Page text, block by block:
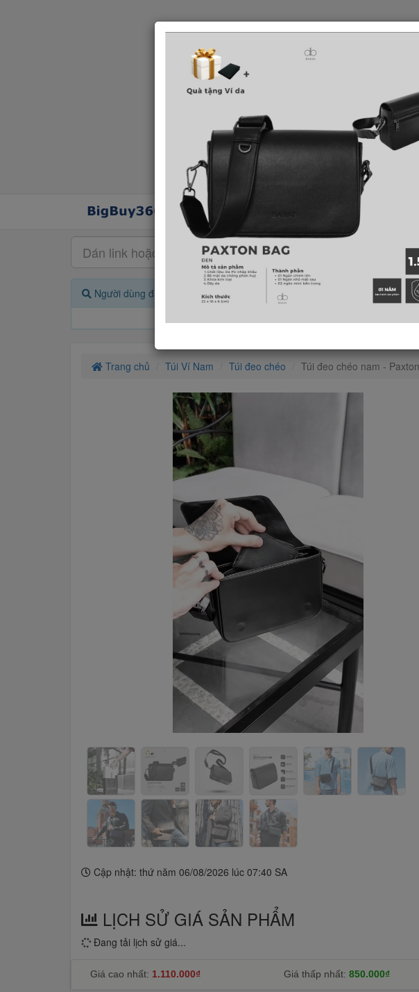
Người dùng đang quan tâm đến 🔥...
Trang chủ Túi Ví Nam Túi đeo chéo Túi đeo chéo nam -
Cập nhật: thứ năm 06/08/2026 lúc 07:40 SA
LỊCH SỬ GIÁ SẢN PHẨM
Đang tải lịch sử giá...
Giá cao nhất: 1.110.000₫ Giá thấp nhất: 850.000₫